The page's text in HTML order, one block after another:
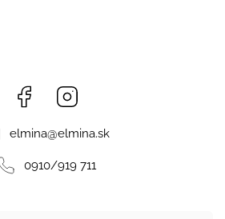
Facebook
elmina@elmina.sk
0910/919 711